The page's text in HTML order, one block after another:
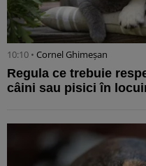
10:10 • Cornel Ghimeșan
Regula ce trebuie
câini sau pisici în